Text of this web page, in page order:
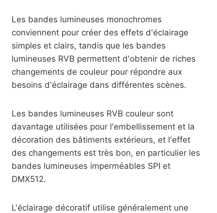
Les bandes lumineuses monochromes
conviennent pour créer des effets d'éclairage
simples et clairs, tandis que les bandes
lumineuses RVB permettent d'obtenir de riches
changements de couleur pour répondre aux
besoins d'éclairage dans différentes scènes.
Les bandes lumineuses RVB couleur sont
davantage utilisées pour l'embellissement et la
décoration des bâtiments extérieurs, et l'effet
des changements est très bon, en particulier les
bandes lumineuses imperméables SPI et
DMX512.
L'éclairage décoratif utilise généralement une